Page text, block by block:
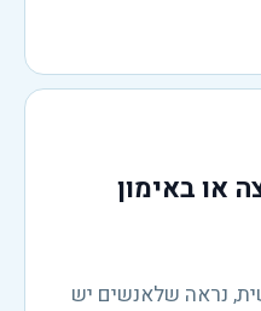
או באימון
נראה שלאנשים יש